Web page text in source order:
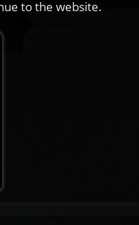
to the website.